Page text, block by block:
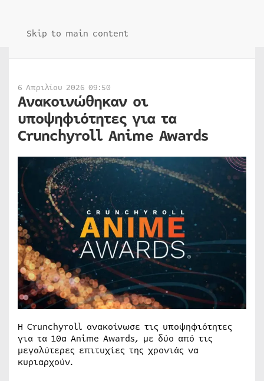
Skip to main content
6 Απριλίου 2026 09:50
Ανακοινώθηκαν οι
υποψηφιότητες για τα
Crunchyroll Anime Awards
Η Crunchyroll ανακοίνωσε τις υποψηφιότητες
για τα 10α Anime Awards, με δύο από τις
μεγαλύτερες επιτυχίες της χρονιάς να
κυριαρχούν.